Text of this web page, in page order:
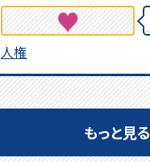
人権
もっと見る